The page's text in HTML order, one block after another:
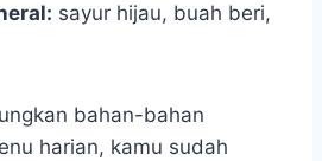
sayur hijau, buah beri,
bahan-bahan
harian, kamu sudah